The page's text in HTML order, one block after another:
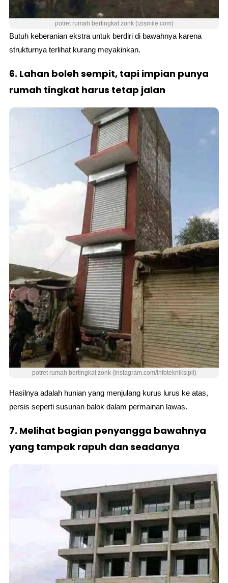
potret rumah bertingkat zonk (izismile.com)
Butuh keberanian ekstra untuk berdiri di bawahnya karena
strukturnya terlihat kurang meyakinkan.
6. Lahan boleh sempit, tapi impian punya
rumah tingkat harus tetap jalan
potret rumah bertingkat zonk (instagram.com/infotekniksipil)
Hasilnya adalah hunian yang menjulang kurus lurus ke atas,
persis seperti susunan balok dalam permainan lawas.
7. Melihat bagian penyangga bawahnya
yang tampak rapuh dan seadanya